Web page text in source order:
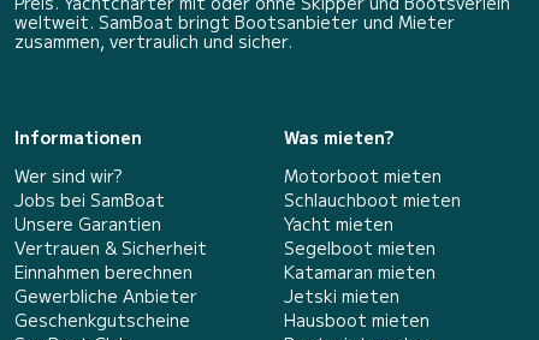
weltweit. SamBoat bringt Bootsanbieter und Mieter
zusammen, vertraulich und sicher.
Informationen
Wer sind wir?
Jobs bei SamBoat
Unsere Garantien
Vertrauen & Sicherheit
Einnahmen berechnen
Gewerbliche Anbieter
Geschenkgutscheine
Was mieten?
Motorboot mieten
Schlauchboot mieten
Yacht mieten
Segelboot mieten
Katamaran mieten
Jetski mieten
Hausboot mieten